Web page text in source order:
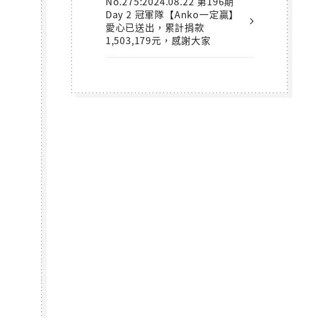
Day 2 冠軍隊【Anko一定贏】
愛心已送出，累計捐款
1,503,179元，感謝大家